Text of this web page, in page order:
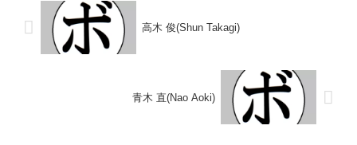
高木 俊(Shun Takagi)
青木 直(Nao Aoki)